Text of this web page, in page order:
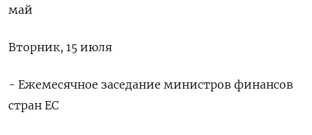
май
Вторник, 15 июля
- Ежемесячное заседание министров финансов
стран ЕС